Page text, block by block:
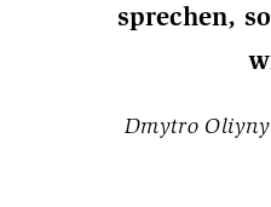
sprechen,
Dmytro